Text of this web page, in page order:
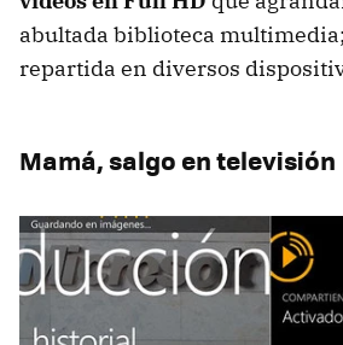
abultada biblioteca
repartida en diversos
Mamá, salgo en televisión